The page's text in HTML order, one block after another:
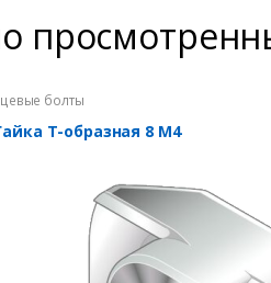
болты
Т-образная 8 М4